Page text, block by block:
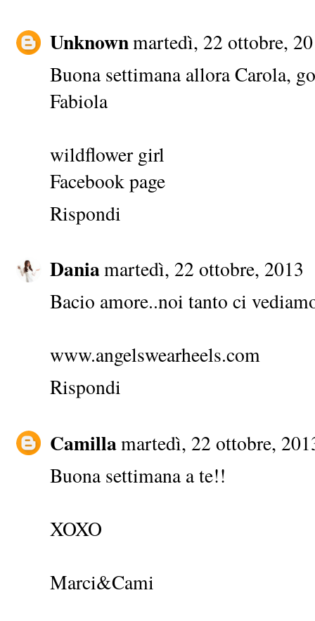
Unknownmartedì, 22 ottobre,
Buona settimana allora Carola,
Fabiola
wildflower girl
Facebook page
Rispondi
Daniamartedì, 22 ottobre, 2013
Bacio amore..noi tanto ci
www.angelswearheels.com
Rispondi
Camillamartedì, 22 ottobre,
Buona settimana a te!!
XOXO
Marci&Cami